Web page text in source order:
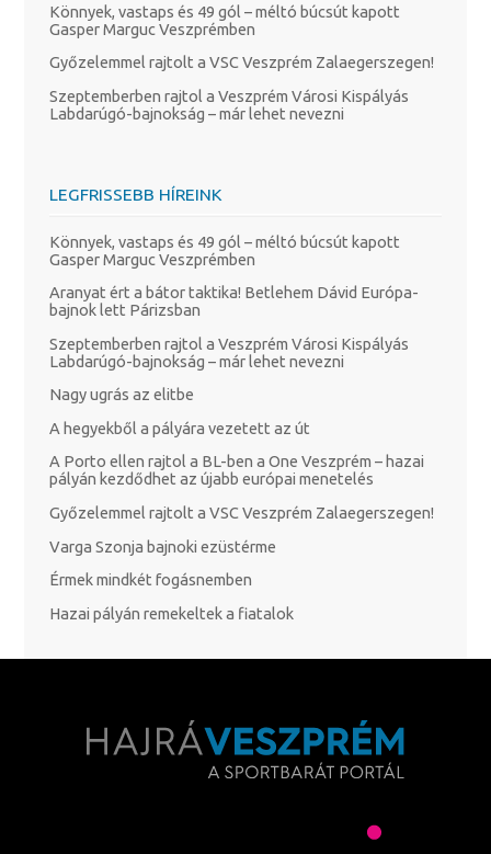
Könnyek, vastaps és 49 gól – méltó búcsút kapott
Gasper Marguc Veszprémben
Győzelemmel rajtolt a VSC Veszprém Zalaegerszegen!
Szeptemberben rajtol a Veszprém Városi Kispályás
Labdarúgó-bajnokság – már lehet nevezni
LEGFRISSEBB HÍREINK
Könnyek, vastaps és 49 gól – méltó búcsút kapott
Gasper Marguc Veszprémben
Aranyat ért a bátor taktika! Betlehem Dávid Európa-
bajnok lett Párizsban
Szeptemberben rajtol a Veszprém Városi Kispályás
Labdarúgó-bajnokság – már lehet nevezni
Nagy ugrás az elitbe
A hegyekből a pályára vezetett az út
A Porto ellen rajtol a BL-ben a One Veszprém – hazai
pályán kezdődhet az újabb európai menetelés
Győzelemmel rajtolt a VSC Veszprém Zalaegerszegen!
Varga Szonja bajnoki ezüstérme
Érmek mindkét fogásnemben
Hazai pályán remekeltek a fiatalok